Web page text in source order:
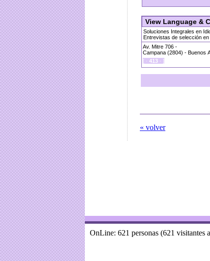
View Language &
Soluciones Integrales en
Entrevistas de selección
Av. Mitre 706 -
Campana (2804) - Buenos
[ · 413 · ]
« volver
OnLine: 621 personas (621 visitantes